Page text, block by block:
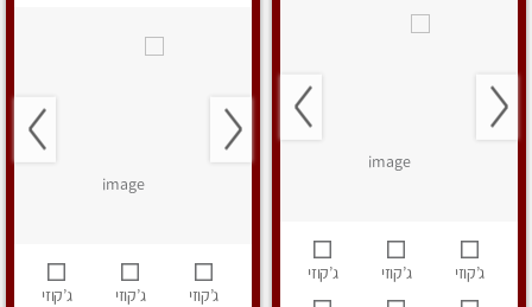
ג’קוזי ג’קוזי ג’קוזי
ג’קוזי ג’קוזי ג’קוזי